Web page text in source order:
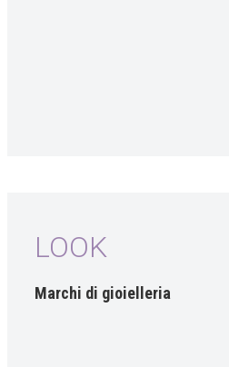
LOOK
Marchi di gioielleria